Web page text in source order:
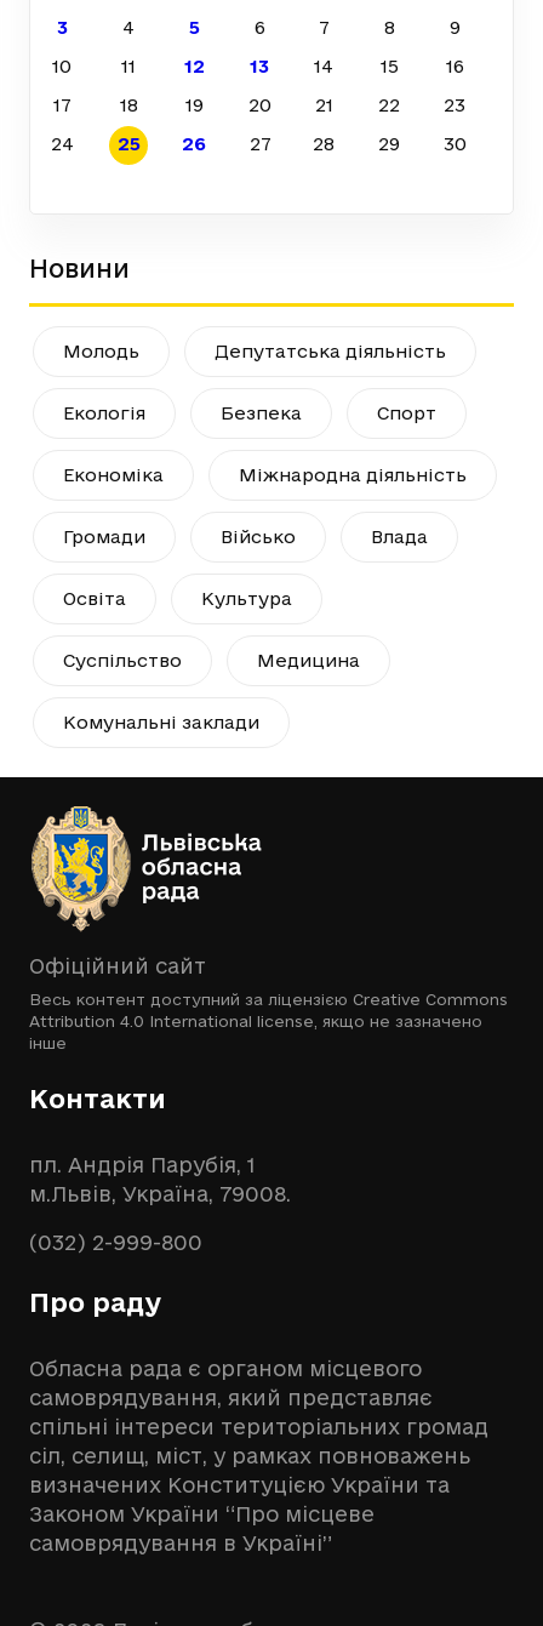
3
4 5 6 7 8
9
10
11 12 13 14 15
16
17
18 19 20 21 22
23
24
25 26 27 28 29 30
Новини
Молодь Депутатська діяльність
Екологія Безпека Спорт
Економіка Міжнародна діяльність
Громади Військо Влада
Освіта Культура
Суспільство Медицина
Комунальні заклади
Офіційний сайт
Весь контент доступний за ліцензією Creative Commons
Attribution 4.0 International license , якщо не зазначено
інше
Контакти
пл. Андрія Парубія, 1
м.Львів, Україна, 79008.
(032) 2-999-800
Про раду
Обласна рада є органом місцевого
самоврядування, який представляє
спільні інтереси територіальних громад
сіл, селищ, міст, у рамках повноважень
визначених Конституцією України та
Законом України “Про місцеве
самоврядування в Україні”